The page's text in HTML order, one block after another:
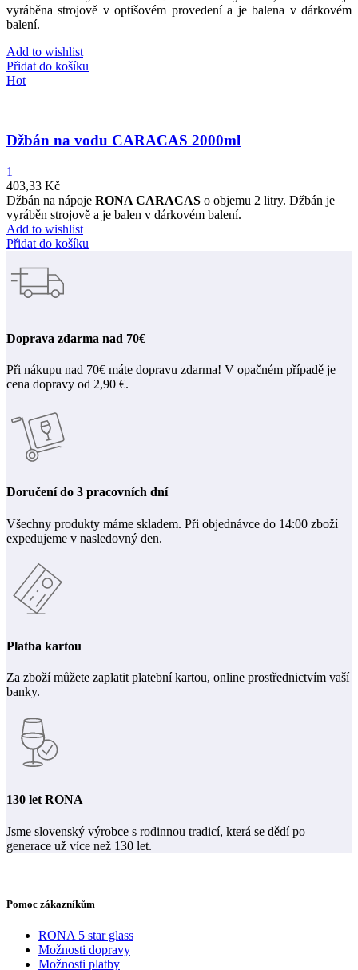
vyráběna strojově v optišovém provedení a je balena v dárkovém
balení.
Add to wishlist
Přidat do košíku
Hot
Džbán na vodu CARACAS 2000ml
1
403,33 Kč
Džbán na nápoje RONA CARACAS o objemu 2 litry. Džbán je
vyráběn strojově a je balen v dárkovém balení.
Add to wishlist
Přidat do košíku
Doprava zdarma nad 70€
Při nákupu nad 70€ máte dopravu zdarma! V opačném případě je
cena dopravy od 2,90 €.
Doručení do 3 pracovních dní
Všechny produkty máme skladem. Při objednávce do 14:00 zboží
expedujeme v nasledovný den.
Platba kartou
Za zboží můžete zaplatit platební kartou, online prostřednictvím vaší
banky.
130 let RONA
Jsme slovenský výrobce s rodinnou tradicí, která se dědí po
generace už více než 130 let.
Pomoc zákazníkům
RONA 5 star glass
Možnosti dopravy
Možnosti platby